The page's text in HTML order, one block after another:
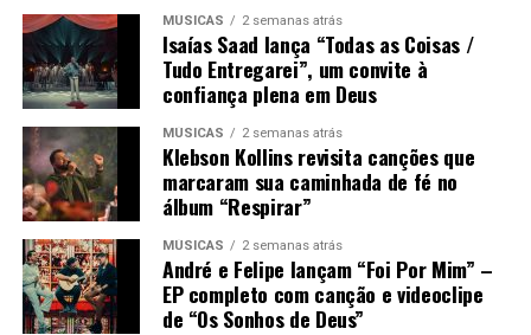
MÚSICAS 2 semanas atrás
Isaías Saad lança “Todas as Coisas /
Tudo Entregarei”, um convite à
confiança plena em Deus
MÚSICAS 2 semanas atrás
Klebson Kollins revisita canções que
marcaram sua caminhada de fé no
álbum “Respirar”
MÚSICAS 2 semanas atrás
André e Felipe lançam “Foi Por Mim” –
EP completo com canção e videoclipe
de “Os Sonhos de Deus”